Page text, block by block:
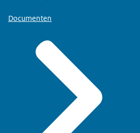
Documenten